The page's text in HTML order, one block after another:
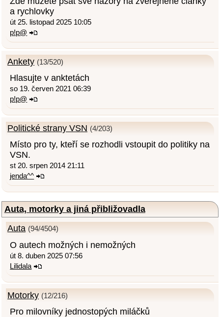
a rychlovky
út 25. listopad 2025 10:05
p!p@
Ankety (13/520)
Hlasujte v anktetách
so 19. červen 2021 06:39
p!p@
Politické strany VSN (4/203)
Místo pro ty, kteří se rozhodli vstoupit do politiky na
VSN.
st 20. srpen 2014 21:11
jenda^^
Auta, motorky a jiná přibližovadla
Auta (94/4504)
O autech možných i nemožných
út 8. duben 2025 07:56
Lilidala
Motorky (12/216)
Pro milovníky jednostopých miláčků